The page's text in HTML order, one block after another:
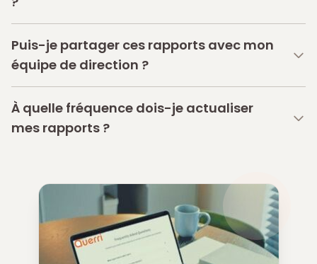
Puis-je partager ces rapports avec mon
équipe de direction ?
À quelle fréquence dois-je actualiser
mes rapports ?